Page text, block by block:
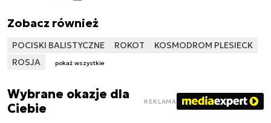
Zobacz również
POCISKI BALISTYCZNE ROKOT
KOSMODROM PLESIECK
ROSJA
pokaż wszystkie
Wybrane okazje dla
Ciebie
REKLAMA